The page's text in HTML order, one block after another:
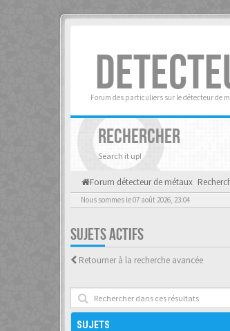
Forum des particuliers sur le détecteur de
RECHERCHER
Search it up!
Forum détecteur de métaux
Nous sommes le 07 août 2026, 23:04
SUJETS ACTIFS
Retourner à la recherche avancée
SUJETS